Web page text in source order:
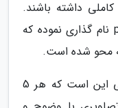
داشته باشند.
سامسونگ این قابلیت را pano-bokeh نام گذاری نموده که
محو شده است.
یکی از بهترین مزیت های این گوشی این است که هر 5